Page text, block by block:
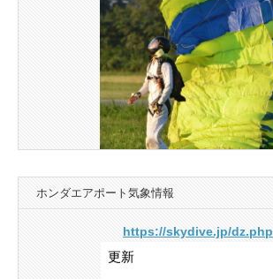
ホンダエアポート気象情報
https://skydive.jp/dz.php